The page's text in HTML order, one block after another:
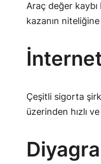
Araç değer
kazanın
Çeşitli sigorta
üzerinden hızlı